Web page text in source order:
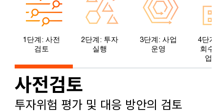
1단계: 사전
검토
2단계: 투자
실행
3단계: 사업
운영
4단계
회수
업
사전검토
투자위험 평가 및 대응 방안의 검토